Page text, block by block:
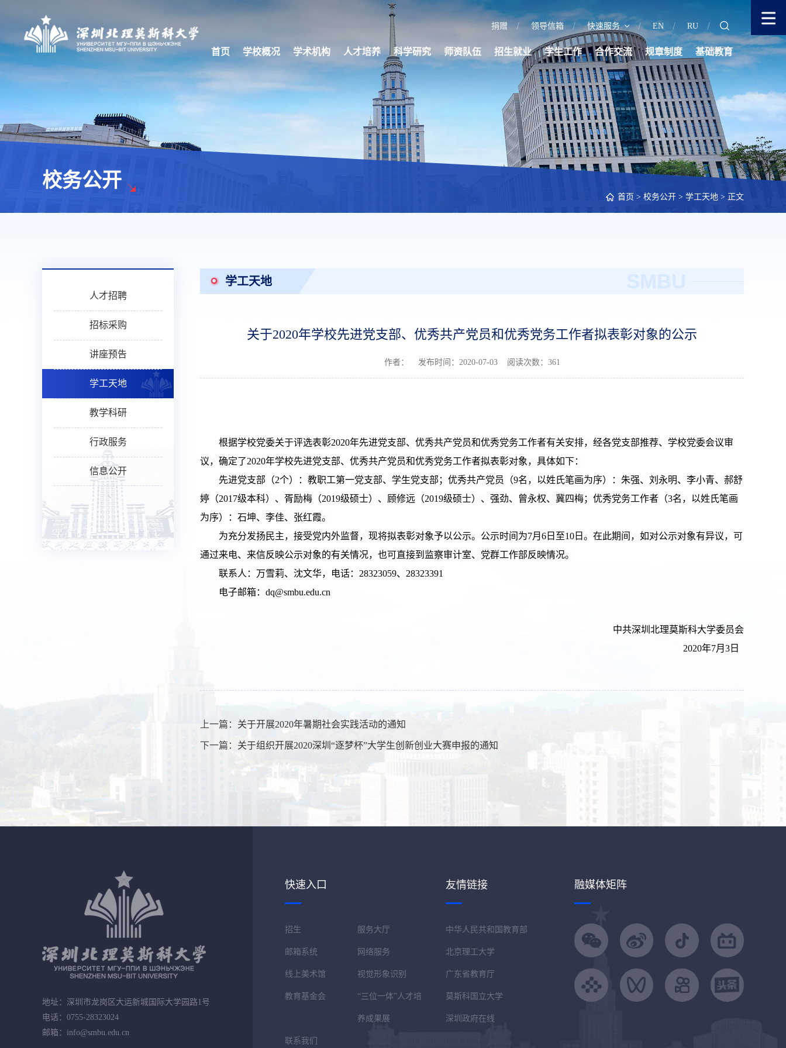
捐赠 领导信箱 快速服务 EN RU
首页 学校概况 学术机构 人才培养 科学研究 师资队伍 招生就业 学生工作 合作交流 规章制度 基础教育
校务公开
首页 > 校务公开 > 学工天地 > 正文
人才招聘
招标采购
讲座预告
学工天地
教学科研
行政服务
信息公开
学工天地
关于2020年学校先进党支部、优秀共产党员和优秀党务工作者拟表彰对象的公示
作者： 发布时间：2020-07-03 阅读次数： 361
根据学校党委关于评选表彰2020年先进党支部、优秀共产党员和优秀党务工作者有关安排，经各党支部推荐、学校党委会议审
议，确定了2020年学校先进党支部、优秀共产党员和优秀党务工作者拟表彰对象，具体如下：
先进党支部（2个）： 教职工第一党支部、学生党支部； 优秀共产党员（9名，以姓氏笔画为序）： 朱强、刘永明、李小青、郝舒
婷（2017级本科）、胥励梅（2019级硕士）、顾修远（2019级硕士）、强劲、曾永权、冀四梅； 优秀党务工作者（3名，以姓氏笔画
为序）： 石坤、李佳、张红霞。
为充分发扬民主，接受党内外监督，现将拟表彰对象予以公示。公示时间为7月 6 日至10 日。 在此期间，如对公示对象有异议，可
通过来电、来信反映公示对象的有关情况，也可直接到监察审计室、党群工作部反映情况。
联系人：万雪莉、沈文华，电话： 28323059、 28323391
电子邮箱： dq@smbu.edu.cn
中共深圳北理莫斯科大学委员会
2020年7月 3 日
上一篇： 关于开展2020年暑期社会实践活动的通知
下一篇： 关于组织开展2020深圳“逐梦杯”大学生创新创业大赛申报的通知
地址：深圳市龙岗区大运新城国际大学园路1号
电话：0755-28323024
邮箱：info@smbu.edu.cn
快速入口
招生 服务大厅
邮箱系统 网络服务
线上美术馆 视觉形象识别
教育基金会 “三位一体”人才培
养成果展
联系我们
友情链接
中华人民共和国教育部
北京理工大学
广东省教育厅
莫斯科国立大学
深圳政府在线
融媒体矩阵